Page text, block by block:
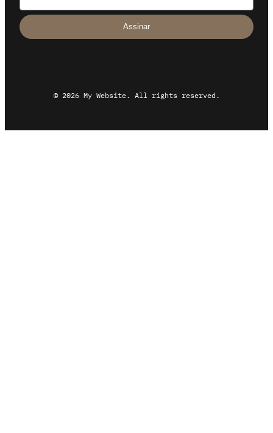
Assinar
© 2026 My Website. All rights reserved.